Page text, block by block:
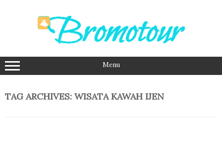
Menu
TAG ARCHIVES: WISATA KAWAH IJEN